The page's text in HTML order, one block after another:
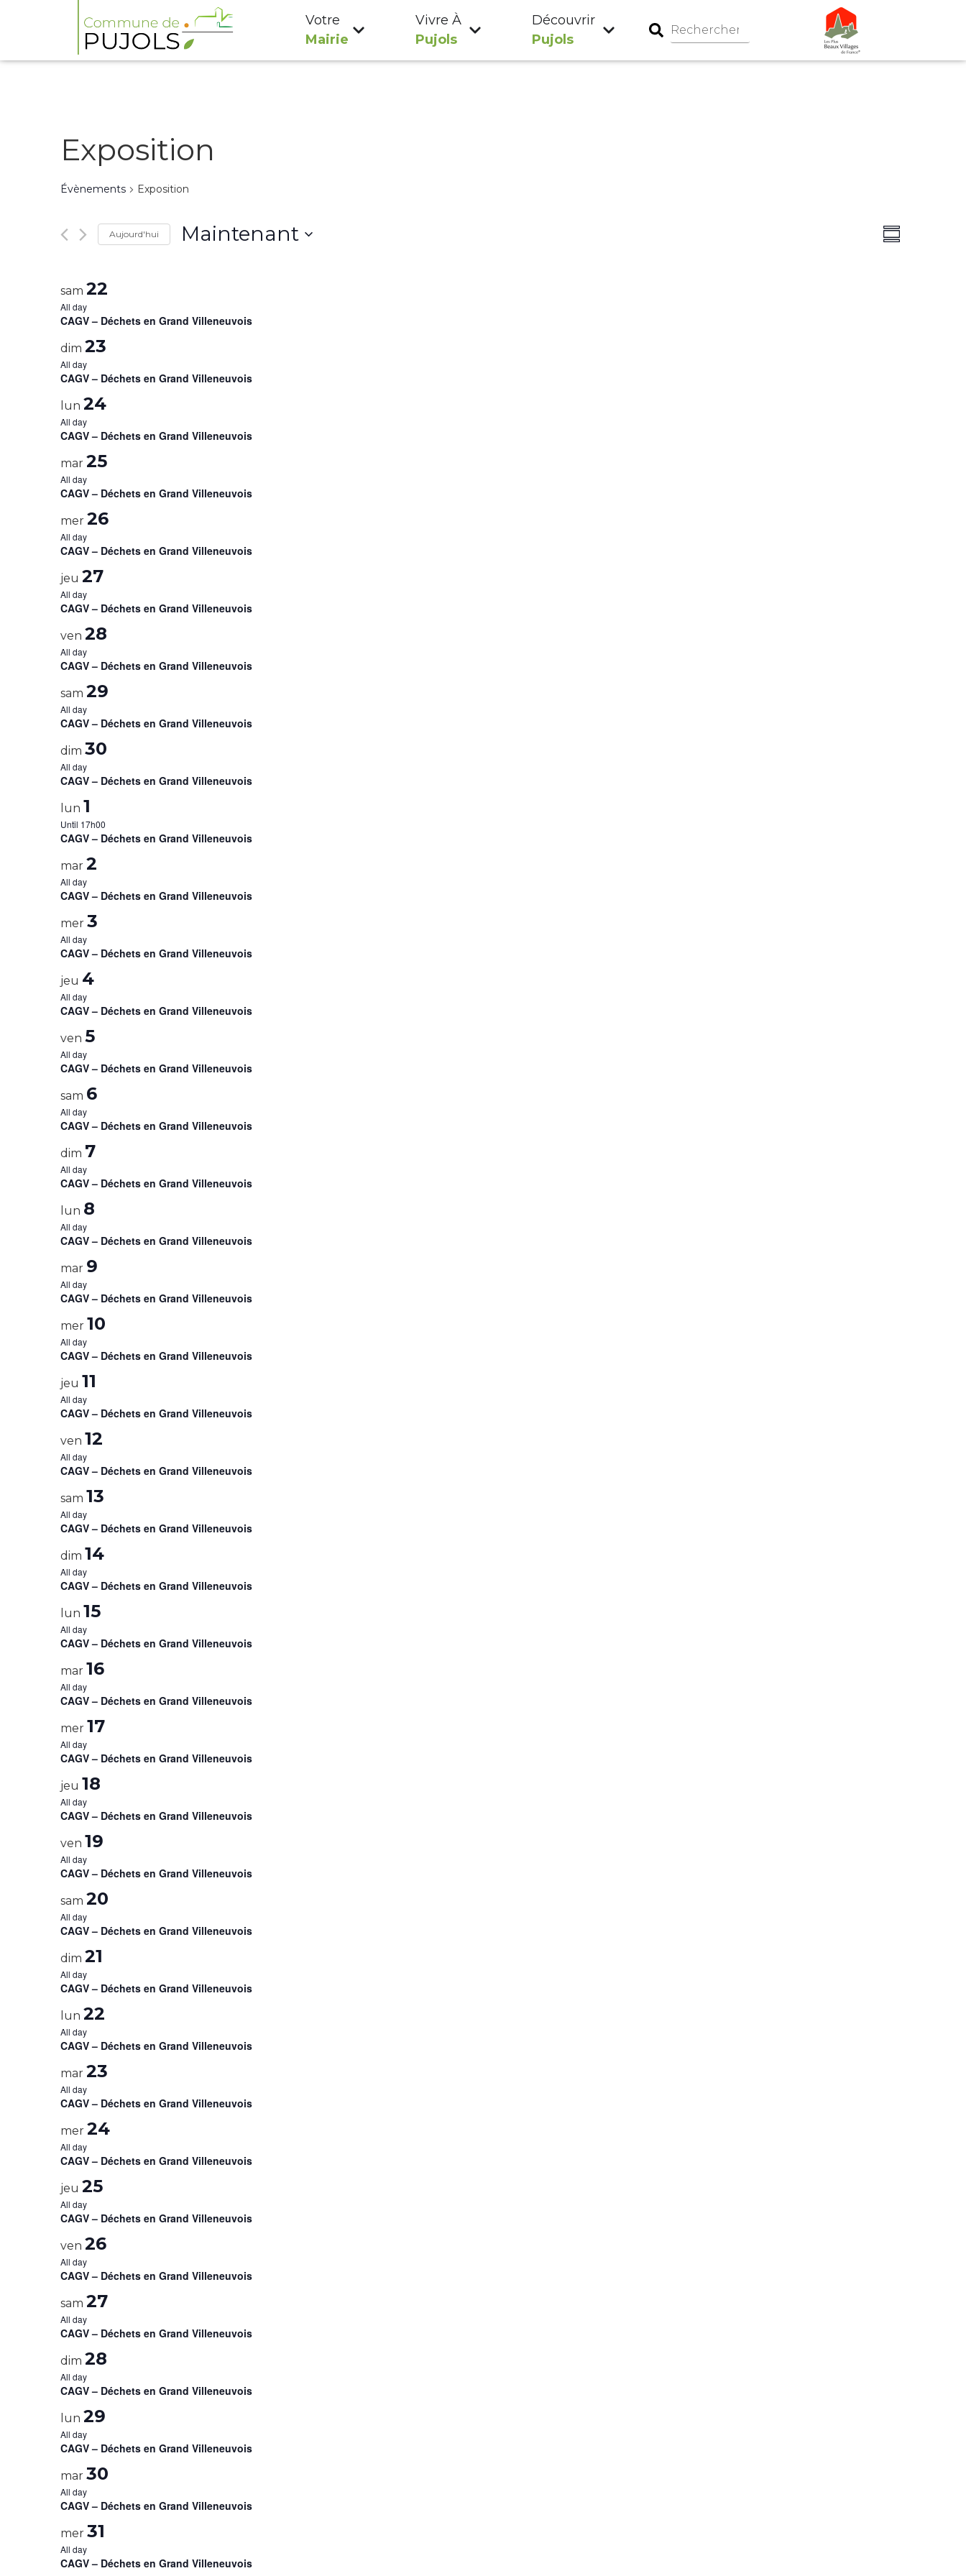
Votre
Mairie
Vivre À
Pujols
Découvrir
Pujols
Exposition
Évènements Exposition
Navigation
par
de
Summary
Aujourd'hui Maintenant
sam 22
All day
CAGV – Déchets en Grand Villeneuvois
dim 23
All day
CAGV – Déchets en Grand Villeneuvois
lun 24
All day
CAGV – Déchets en Grand Villeneuvois
mar 25
All day
CAGV – Déchets en Grand Villeneuvois
mer 26
All day
CAGV – Déchets en Grand Villeneuvois
jeu 27
All day
CAGV – Déchets en Grand Villeneuvois
ven 28
All day
CAGV – Déchets en Grand Villeneuvois
sam 29
All day
CAGV – Déchets en Grand Villeneuvois
dim 30
All day
CAGV – Déchets en Grand Villeneuvois
lun 1
Until 17h00
CAGV – Déchets en Grand Villeneuvois
mar 2
All day
CAGV – Déchets en Grand Villeneuvois
mer 3
All day
CAGV – Déchets en Grand Villeneuvois
jeu 4
All day
CAGV – Déchets en Grand Villeneuvois
ven 5
All day
CAGV – Déchets en Grand Villeneuvois
sam 6
All day
CAGV – Déchets en Grand Villeneuvois
dim 7
All day
CAGV – Déchets en Grand Villeneuvois
lun 8
All day
CAGV – Déchets en Grand Villeneuvois
mar 9
All day
CAGV – Déchets en Grand Villeneuvois
mer 10
All day
CAGV – Déchets en Grand Villeneuvois
jeu 11
All day
CAGV – Déchets en Grand Villeneuvois
ven 12
All day
CAGV – Déchets en Grand Villeneuvois
sam 13
All day
CAGV – Déchets en Grand Villeneuvois
dim 14
All day
CAGV – Déchets en Grand Villeneuvois
lun 15
All day
CAGV – Déchets en Grand Villeneuvois
mar 16
All day
CAGV – Déchets en Grand Villeneuvois
mer 17
All day
CAGV – Déchets en Grand Villeneuvois
jeu 18
All day
CAGV – Déchets en Grand Villeneuvois
ven 19
All day
CAGV – Déchets en Grand Villeneuvois
sam 20
All day
CAGV – Déchets en Grand Villeneuvois
dim 21
All day
CAGV – Déchets en Grand Villeneuvois
lun 22
All day
CAGV – Déchets en Grand Villeneuvois
mar 23
All day
CAGV – Déchets en Grand Villeneuvois
mer 24
All day
CAGV – Déchets en Grand Villeneuvois
jeu 25
All day
CAGV – Déchets en Grand Villeneuvois
ven 26
All day
CAGV – Déchets en Grand Villeneuvois
sam 27
All day
CAGV – Déchets en Grand Villeneuvois
dim 28
All day
CAGV – Déchets en Grand Villeneuvois
lun 29
All day
CAGV – Déchets en Grand Villeneuvois
mar 30
All day
CAGV – Déchets en Grand Villeneuvois
mer 31
All day
CAGV – Déchets en Grand Villeneuvois